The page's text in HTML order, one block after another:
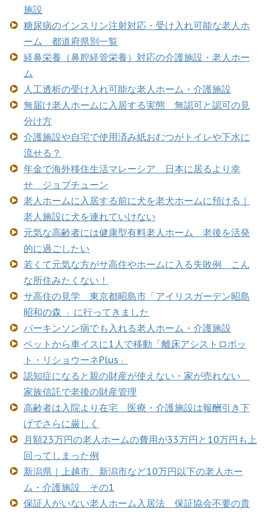
施設
糖尿病のインスリン注射対応・受け入れ可能な老人ホ
ーム 都道府県別一覧
経鼻栄養（鼻腔経管栄養）対応の介護施設・老人ホー
ム
人工透析の受け入れ可能な老人ホーム・介護施設
無届け老人ホームに入居する実態 無認可と認可の見
分け方
介護施設や自宅で使用済み紙おむつがトイレや下水に
流せる？
年金で海外移住生活マレーシア 日本に居るより幸
せ ジョブチューン
老人ホームに入居する前に犬を老犬ホームに預ける｜
老人施設に犬を連れていけない
元気な高齢者には健康型有料老人ホーム 老後を活発
的に過ごしたい
若くて元気な方がサ高住やホームに入る失敗例 こん
な所住みたくない！
サ高住の見学 東京都昭島市「アイリスガーデン昭島
昭和の森 」に行ってきました
パーキンソン病でも入れる老人ホーム・介護施設
ベットから車イスに1人で移動「離床アシストロボッ
ト・リショウーネPlus」
認知症になると親の財産が使えない・家が売れない
家族信託で老後の財産管理
高齢者は入院より在宅 医療・介護施設は報酬引き下
げでさらに厳しく
月額23万円の老人ホームの費用が33万円と10万円も上
回ってしまった例
新潟県｜上越市、新潟市など10万円以下の老人ホー
ム・介護施設 その1
保証人がいない老人ホーム入居法 保証協会不要の貴